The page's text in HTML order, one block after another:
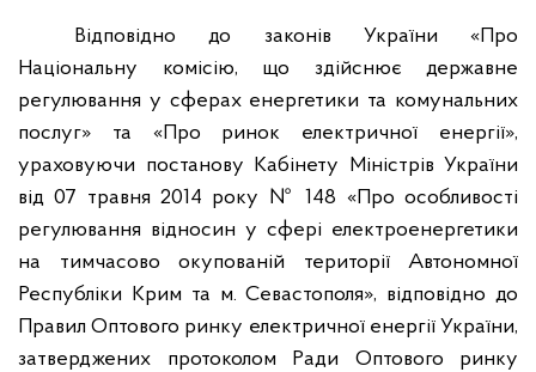
Відповідно до законів України «Про
Національну комісію, що здійснює державне
регулювання у сферах енергетики та комунальних
послуг» та «Про ринок електричної енергії»,
ураховуючи постанову Кабінету Міністрів України
від 07 травня 2014 року № 148 «Про особливості
регулювання відносин у сфері електроенергетики
на тимчасово окупованій території Автономної
Республіки Крим та м. Севастополя», відповідно до
Правил Оптового ринку електричної енергії України,
затверджених протоколом Ради Оптового ринку